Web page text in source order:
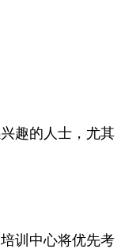
趣的人士，尤其
训中心将优先考